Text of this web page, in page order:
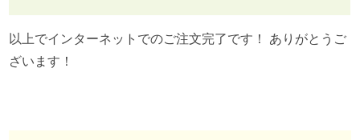
以上でインターネットでのご注文完了です！ ありがとうご
ざいます！